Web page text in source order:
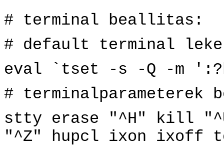
# terminal beallitas:
# default terminal
eval `tset -s -Q -m
# terminalparameterek
stty erase "^H" kill
"^Z" hupcl ixon ixoff